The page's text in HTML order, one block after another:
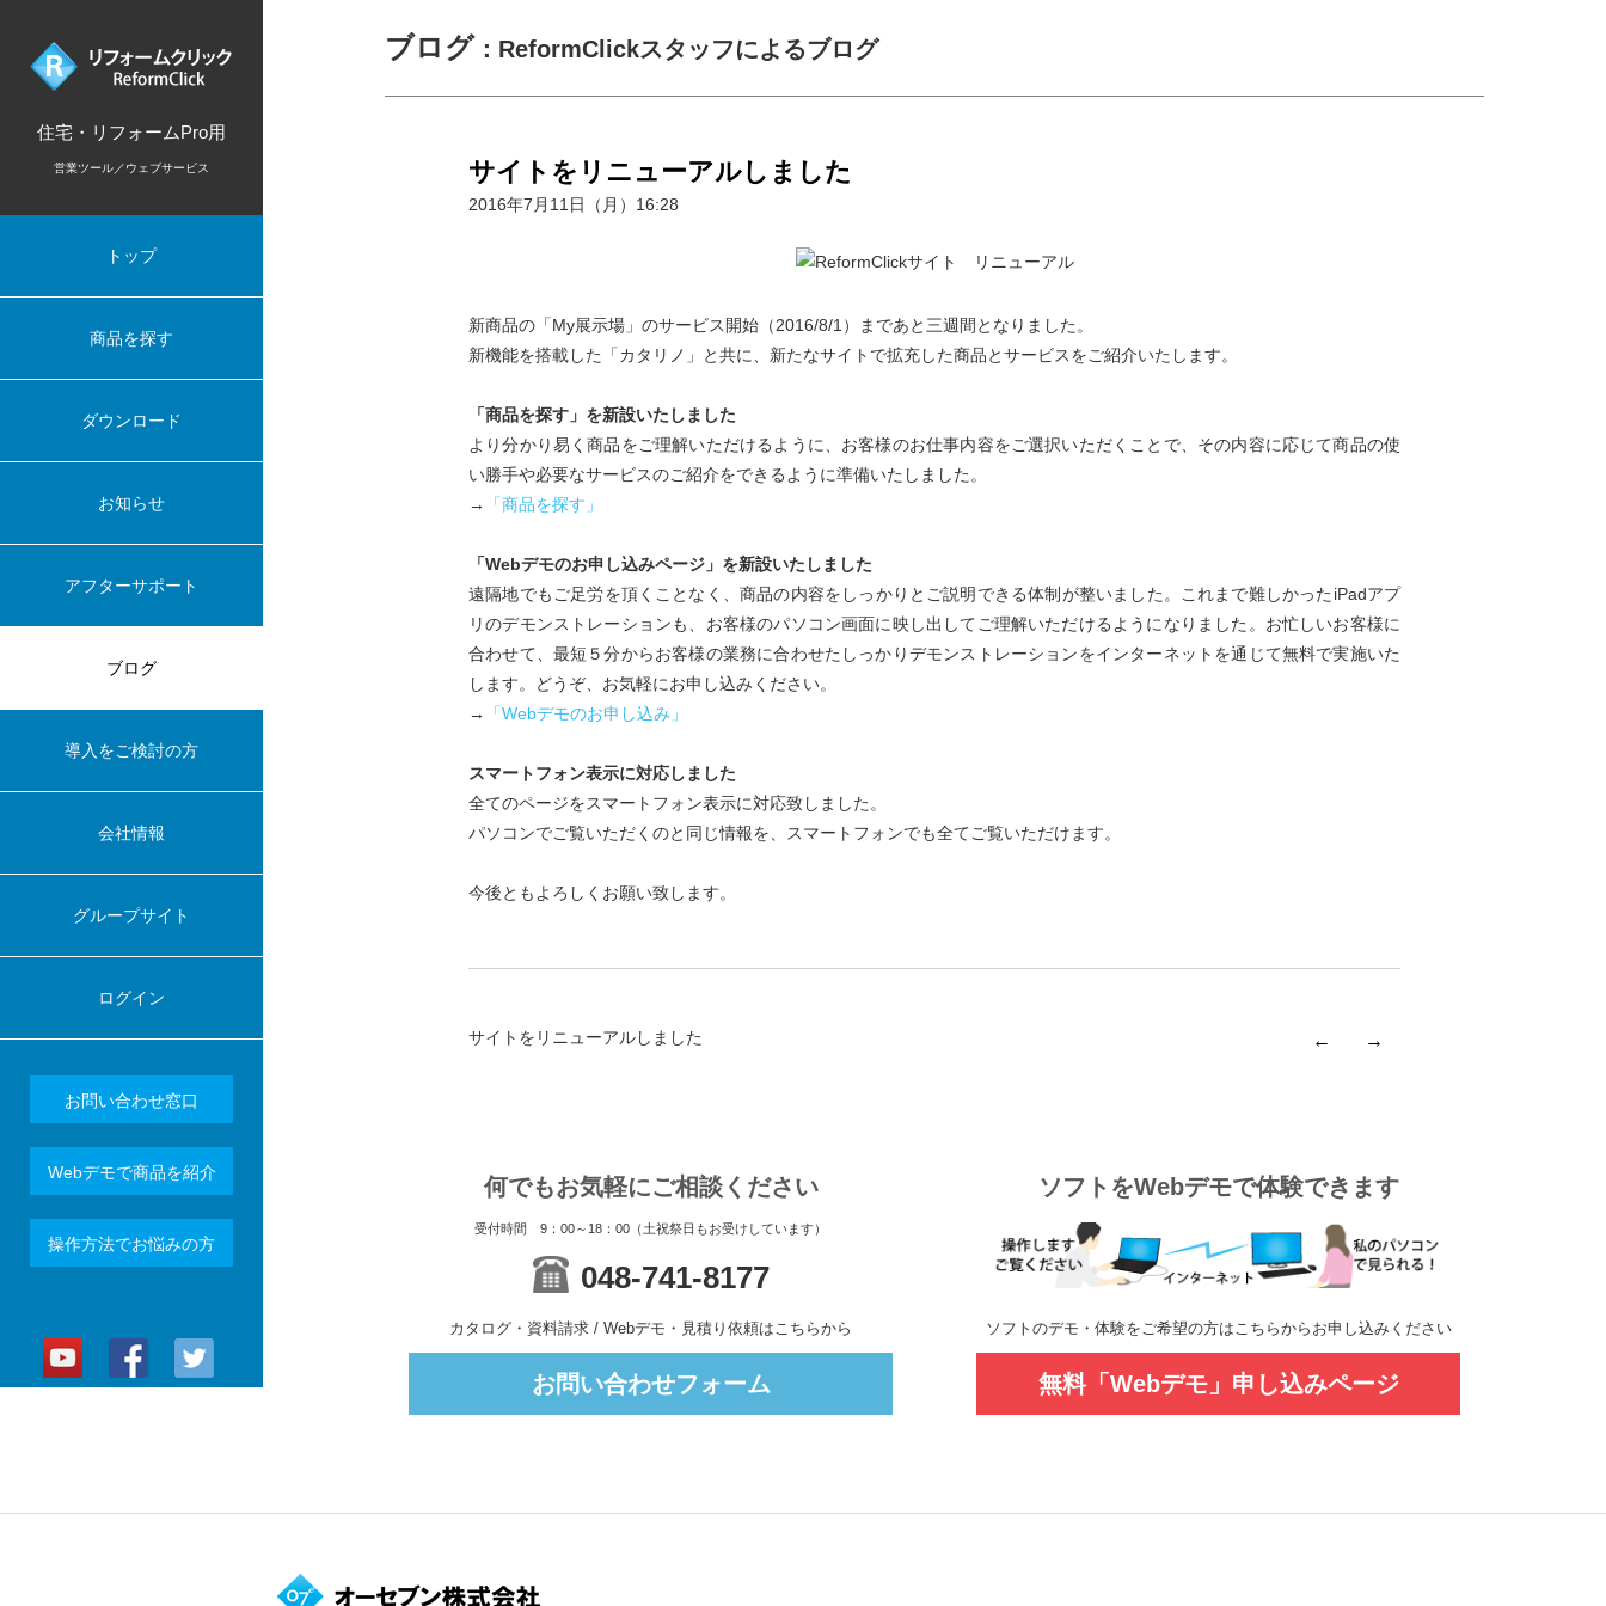
住宅・リフォームPro用
営業ツール／ウェブサービス
トップ
商品を探す
ダウンロード
お知らせ
アフターサポート
ブログ
導入をご検討の方
会社情報
グループサイト
ログイン
お問い合わせ窓口
Webデモで商品を紹介
操作方法でお悩みの方
ブログ ：ReformClickスタッフによるブログ
サイトをリニューアルしました
2016年7月11日（月）16:28
新商品の「My展示場」のサービス開始（2016/8/1）まであと三週間となりました。
新機能を搭載した「カタリノ」と共に、新たなサイトで拡充した商品とサービスをご紹介いたします。
「商品を探す」を新設いたしました
より分かり易く商品をご理解いただけるように、お客様のお仕事内容をご選択いただくことで、その内容に応じて商品の使
い勝手や必要なサービスのご紹介をできるように準備いたしました。
→
「商品を探す」
「Webデモのお申し込みページ」を新設いたしました
遠隔地でもご足労を頂くことなく、商品の内容をしっかりとご説明できる体制が整いました。これまで難しかったiPadアプ
リのデモンストレーションも、お客様のパソコン画面に映し出してご理解いただけるようになりました。お忙しいお客様に
合わせて、最短５分からお客様の業務に合わせたしっかりデモンストレーションをインターネットを通じて無料で実施いた
します。どうぞ、お気軽にお申し込みください。
→
「Webデモのお申し込み」
スマートフォン表示に対応しました
全てのページをスマートフォン表示に対応致しました。
パソコンでご覧いただくのと同じ情報を、スマートフォンでも全てご覧いただけます。
今後ともよろしくお願い致します。
サイトをリニューアルしました →
←
何でもお気軽にご相談ください
受付時間 9：00～18：00（土祝祭日もお受けしています）
048-741-8177
カタログ・資料請求 / Webデモ・見積り依頼はこちらから
お問い合わせフォーム
ソフトをWebデモで体験できます
ソフトのデモ・体験をご希望の方はこちらからお申し込みください
無料「Webデモ」申し込みページ